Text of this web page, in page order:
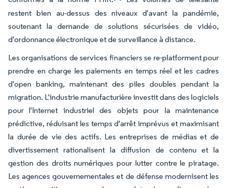
restent bien au-dessus des niveaux d'avant la pandémie,
soutenant la demande de solutions sécurisées de vidéo,
d'ordonnance électronique et de surveillance à distance.
Les organisations de services financiers se re-platforment pour
prendre en charge les paiements en temps réel et les cadres
d'open banking, maintenant des piles doubles pendant la
migration. L'industrie manufacturière investit dans des logiciels
pour l'Internet industriel des objets pour la maintenance
prédictive, réduisant les temps d'arrêt imprévus et maximisant
la durée de vie des actifs. Les entreprises de médias et de
divertissement rationalisent la diffusion de contenu et la
gestion des droits numériques pour lutter contre le piratage.
Les agences gouvernementales et de défense modernisent les